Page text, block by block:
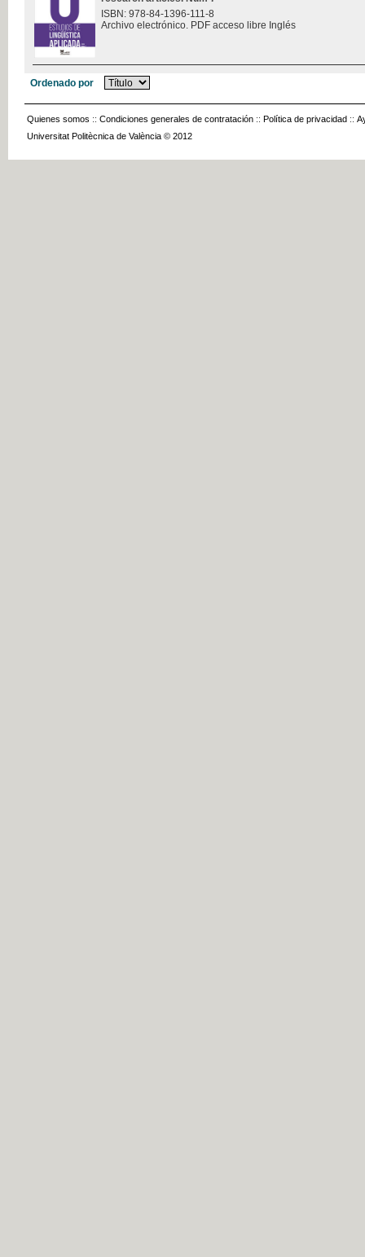
ISBN: 978-84-1396-111-8
Archivo electrónico. PDF acceso libre Inglés
Ordenado por
Quienes somos :: Condiciones generales de contratación :: Política de privacidad ::
Universitat Politècnica de València © 2012